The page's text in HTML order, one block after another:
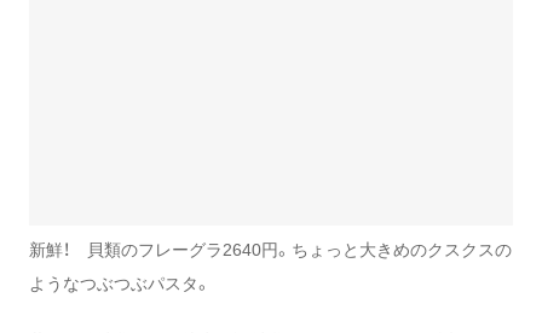
新鮮！ 貝類のフレーグラ2640円。ちょっと大きめのクスクスの
ようなつぶつぶパスタ。